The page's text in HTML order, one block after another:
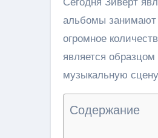
альбомы занимают
огромное
является
музыкальную
Содержание